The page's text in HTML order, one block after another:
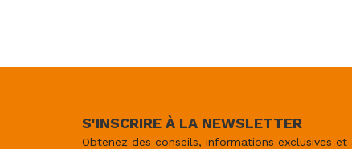
S'INSCRIRE À LA NEWSLETTER
Obtenez des conseils, informations exclusives